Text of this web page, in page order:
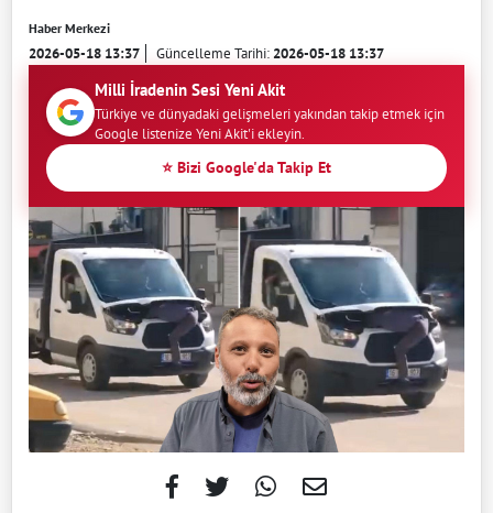
Haber Merkezi
2026-05-18 13:37 Güncelleme Tarihi:2026-05-18 13:37
Milli İradenin Sesi Yeni Akit
Türkiye ve dünyadaki gelişmeleri yakından takip etmek için
Google listenize Yeni Akit'i ekleyin.
⭐ Bizi Google'da Takip Et